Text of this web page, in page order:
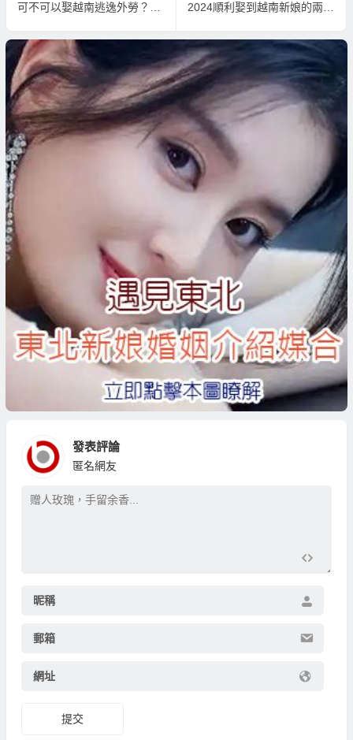
可不可以娶越南逃逸外勞？怎樣跟越南逃逸外勞結婚？
2024順利娶到越南新娘的兩種方案
發表評論
匿名網友
昵稱
郵箱
網址